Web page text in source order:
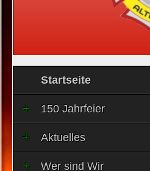
Startseite
150 Jahrfeier
Aktuelles
Wer sind Wir